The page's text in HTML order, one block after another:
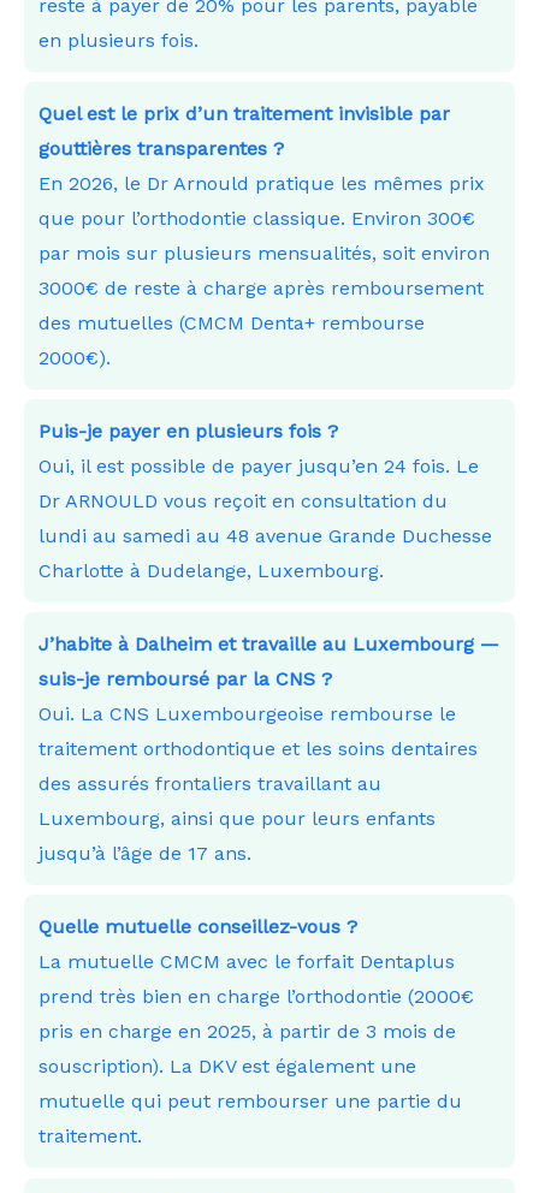
reste à payer de 20% pour les parents, payable
en plusieurs fois.
Quel est le prix d’un traitement invisible par
gouttières transparentes ?
En 2026, le Dr Arnould pratique les mêmes prix
que pour l’orthodontie classique. Environ 300€
par mois sur plusieurs mensualités, soit environ
3000€ de reste à charge après remboursement
des mutuelles (CMCM Denta+ rembourse
2000€).
Puis-je payer en plusieurs fois ?
Oui, il est possible de payer jusqu’en 24 fois. Le
Dr ARNOULD vous reçoit en consultation du
lundi au samedi au 48 avenue Grande Duchesse
Charlotte à Dudelange, Luxembourg.
J’habite à Dalheim et travaille au Luxembourg —
suis-je remboursé par la CNS ?
Oui. La CNS Luxembourgeoise rembourse le
traitement orthodontique et les soins dentaires
des assurés frontaliers travaillant au
Luxembourg, ainsi que pour leurs enfants
jusqu’à l’âge de 17 ans.
Quelle mutuelle conseillez-vous ?
La mutuelle CMCM avec le forfait Dentaplus
prend très bien en charge l’orthodontie (2000€
pris en charge en 2025, à partir de 3 mois de
souscription). La DKV est également une
mutuelle qui peut rembourser une partie du
traitement.